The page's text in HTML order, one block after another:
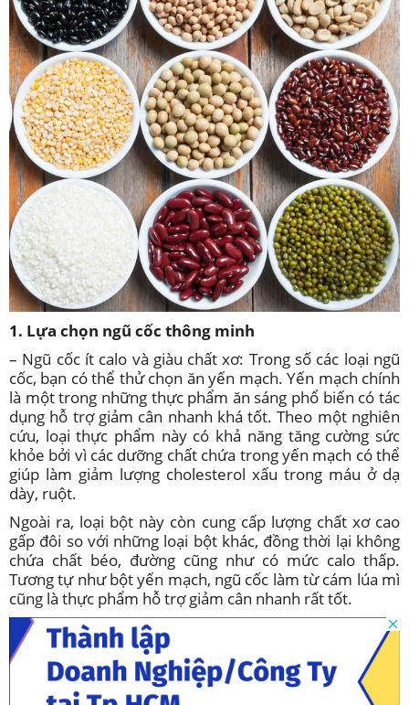
1. Lựa chọn ngũ cốc thông minh
– Ngũ cốc ít calo và giàu chất xơ: Trong số các loại ngũ
cốc, bạn có thể thử chọn ăn yến mạch. Yến mạch chính
là một trong những thực phẩm ăn sáng phổ biến có tác
dụng hỗ trợ giảm cân nhanh khá tốt. Theo một nghiên
cứu, loại thực phẩm này có khả năng tăng cường sức
khỏe bởi vì các dưỡng chất chứa trong yến mạch có thể
giúp làm giảm lượng cholesterol xấu trong máu ở dạ
dày, ruột.
Ngoài ra, loại bột này còn cung cấp lượng chất xơ cao
gấp đôi so với những loại bột khác, đồng thời lại không
chứa chất béo, đường cũng như có mức calo thấp.
Tương tự như bột yến mạch, ngũ cốc làm từ cám lúa mì
cũng là thực phẩm hỗ trợ giảm cân nhanh rất tốt.